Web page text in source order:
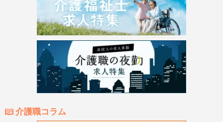
介護職コラム